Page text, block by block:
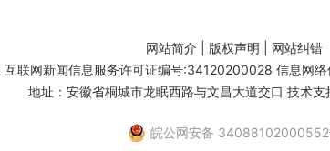
网站简介 版权声明
网站纠错
联网新闻信息服务许可证编号:34120200028 信息网
地址：安徽省桐城市龙眠西路与文昌大道交口 技术支
皖公网安备